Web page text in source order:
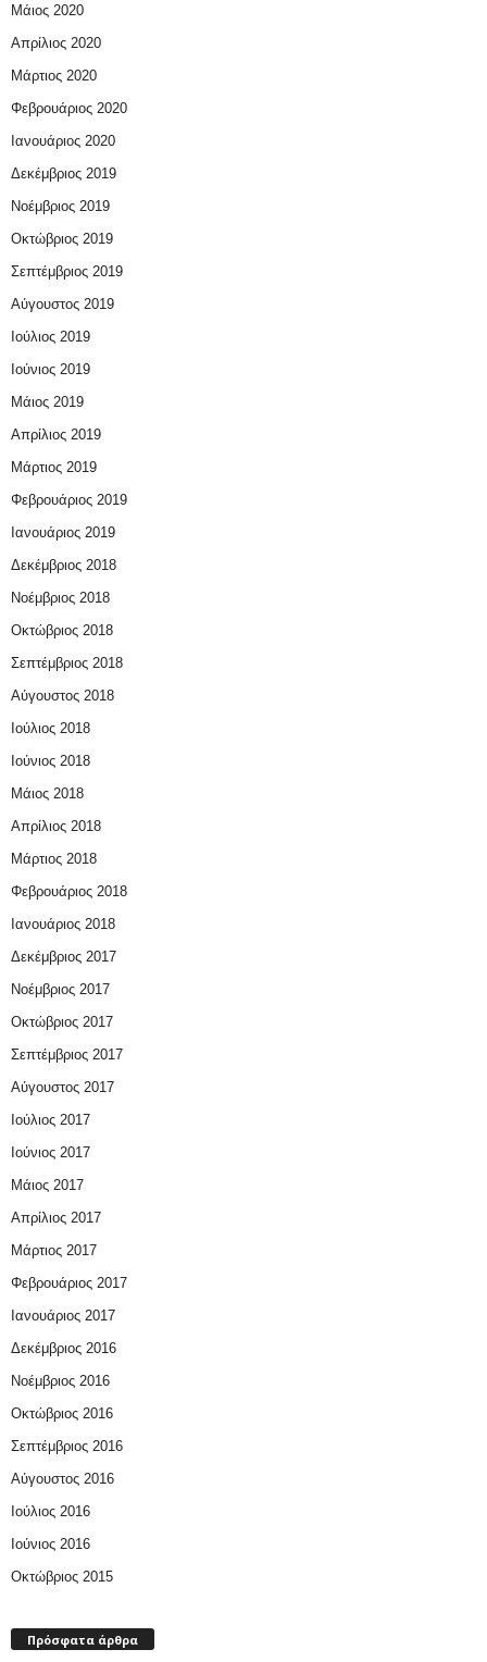
Μάιος 2020
Απρίλιος 2020
Μάρτιος 2020
Φεβρουάριος 2020
Ιανουάριος 2020
Δεκέμβριος 2019
Νοέμβριος 2019
Οκτώβριος 2019
Σεπτέμβριος 2019
Αύγουστος 2019
Ιούλιος 2019
Ιούνιος 2019
Μάιος 2019
Απρίλιος 2019
Μάρτιος 2019
Φεβρουάριος 2019
Ιανουάριος 2019
Δεκέμβριος 2018
Νοέμβριος 2018
Οκτώβριος 2018
Σεπτέμβριος 2018
Αύγουστος 2018
Ιούλιος 2018
Ιούνιος 2018
Μάιος 2018
Απρίλιος 2018
Μάρτιος 2018
Φεβρουάριος 2018
Ιανουάριος 2018
Δεκέμβριος 2017
Νοέμβριος 2017
Οκτώβριος 2017
Σεπτέμβριος 2017
Αύγουστος 2017
Ιούλιος 2017
Ιούνιος 2017
Μάιος 2017
Απρίλιος 2017
Μάρτιος 2017
Φεβρουάριος 2017
Ιανουάριος 2017
Δεκέμβριος 2016
Νοέμβριος 2016
Οκτώβριος 2016
Σεπτέμβριος 2016
Αύγουστος 2016
Ιούλιος 2016
Ιούνιος 2016
Οκτώβριος 2015
Πρόσφατα άρθρα